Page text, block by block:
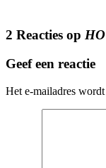
2 Reacties op
Geef een reactie
Het e-mailadres